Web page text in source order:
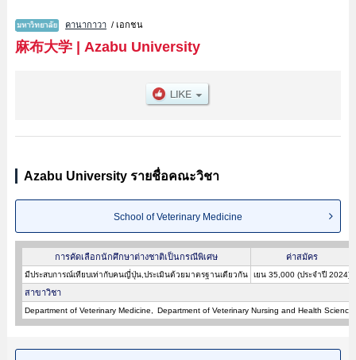
เช่นข้อมูลของแต่ละคณะ,ข้อมูลการสอบคัดเลือกเข้าศึกษาเช่นจำนวนคนที่รับ
สมัครหรือจำนวนคนที่ผ่านการสอบคัดเลือกเป็นต้น,แนะนำสถานที่,การเดินทาง
เป็นต้นไว้ด้วยดังนั้นขอเชิญใช้บริการค้นหาข้อมูลตามอัธยาศัย
คานากาวา / เอกชน
麻布大学| Azabu University
Azabu University รายชื่อคณะวิชา
School of Veterinary Medicine
การคัดเลือกนักศึกษาต่างชาติเป็นกรณีพิเศษ ค่าสมัคร
มีประสบการณ์เทียบเท่ากับคนญี่ปุ่น,ประเมินด้วยมาตรฐานเดียวกัน เยน 35,000 (ประจำปี 2024)
สาขาวิชา
Department of Veterinary Medicine Department of Veterinary Nursing and Health Science